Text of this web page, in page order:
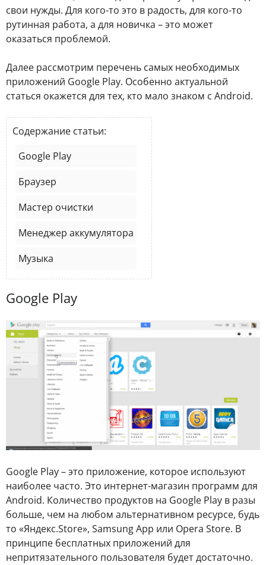
свои нужды. Для кого-то это в радость, для кого-то
рутинная работа, а для новичка – это может
оказаться проблемой.
Далее рассмотрим перечень самых необходимых
приложений Google Play. Особенно актуальной
статься окажется для тех, кто мало знаком с Android.
Содержание статьи:
Google Play
Браузер
Мастер очистки
Менеджер аккумулятора
Музыка
Google Play
Google Play – это приложение, которое используют
наиболее часто. Это интернет-магазин программ для
Android. Количество продуктов на Google Play в разы
больше, чем на любом альтернативном ресурсе, будь
то «Яндекс.Store», Samsung App или Opera Store. В
принципе бесплатных приложений для
непритязательного пользователя будет достаточно.